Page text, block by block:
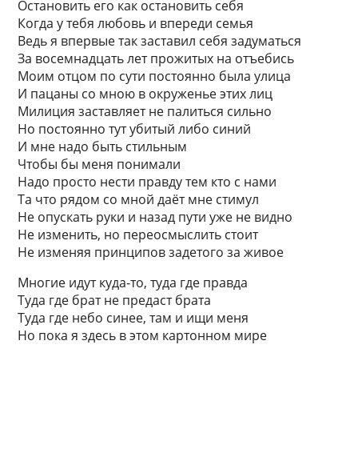
Остановить его как остановить себя
Когда у тебя любовь и впереди семья
Ведь я впервые так заставил себя задуматься
За восемнадцать лет прожитых на отъебись
Моим отцом по сути постоянно была улица
И пацаны со мною в окруженье этих лиц
Милиция заставляет не палиться сильно
Но постоянно тут убитый либо синий
И мне надо быть стильным
Чтобы бы меня понимали
Надо просто нести правду тем кто с нами
Та что рядом со мной даёт мне стимул
Не опускать руки и назад пути уже не видно
Не изменить, но переосмыслить стоит
Не изменяя принципов задетого за живое
Многие идут куда-то, туда где правда
Туда где брат не предаст брата
Туда где небо синее, там и ищи меня
Но пока я здесь в этом картонном мире